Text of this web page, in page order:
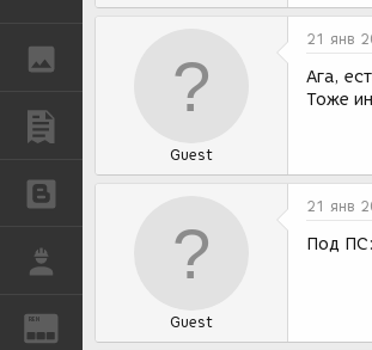
REN
и
Guest
21 янв
Ага,
Тоже
Guest
21 янв
Под ПС: